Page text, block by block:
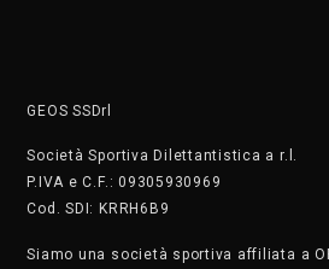
GEOS SSDrl
Società Sportiva Dilettantistica a r.l.
P.IVA e C.F.: 09305930969
Cod. SDI: KRRH6B9
Siamo una società sportiva affiliata a